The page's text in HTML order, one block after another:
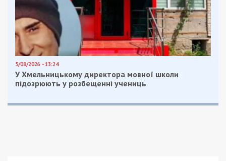
Facebook
Telegram
TwitterWhatsApp
Viber
Email
Категории: Суспільство | Метки:війна
обстріл
Рекламні блоки дають нам змогу
залишатися незалежними ЗМІ, а вам -
отримувати найсвіжіші новини під ними.
Приєднуйтесь також до 49000 в Google News. Слідкуйте